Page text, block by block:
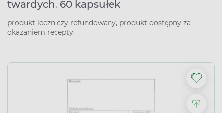
twardych, 60 kapsułek
produkt leczniczy refundowany, produkt dostępny za
okazaniem recepty